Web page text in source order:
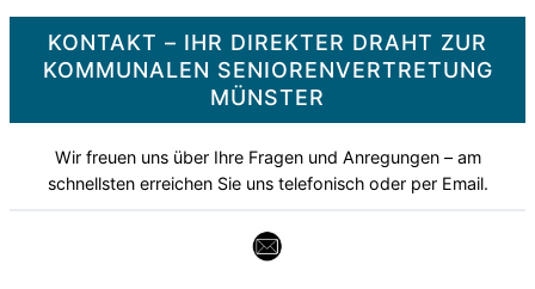
KONTAKT – IHR DIREKTER DRAHT ZUR
KOMMUNALEN SENIORENVERTRETUNG
MÜNSTER
Wir freuen uns über Ihre Fragen und Anregungen – am
schnellsten erreichen Sie uns telefonisch oder per Email.